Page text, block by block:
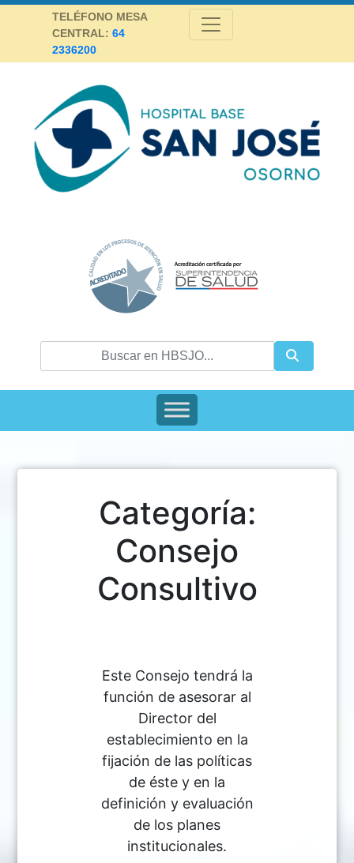
Skip
TELÉFONO MESA
CENTRAL: 64
2336200
Categoría:
Consejo
Consultivo
Este Consejo tendrá la
función de asesorar al
Director del
establecimiento en la
fijación de las políticas
de éste y en la
definición y evaluación
de los planes
institucionales.